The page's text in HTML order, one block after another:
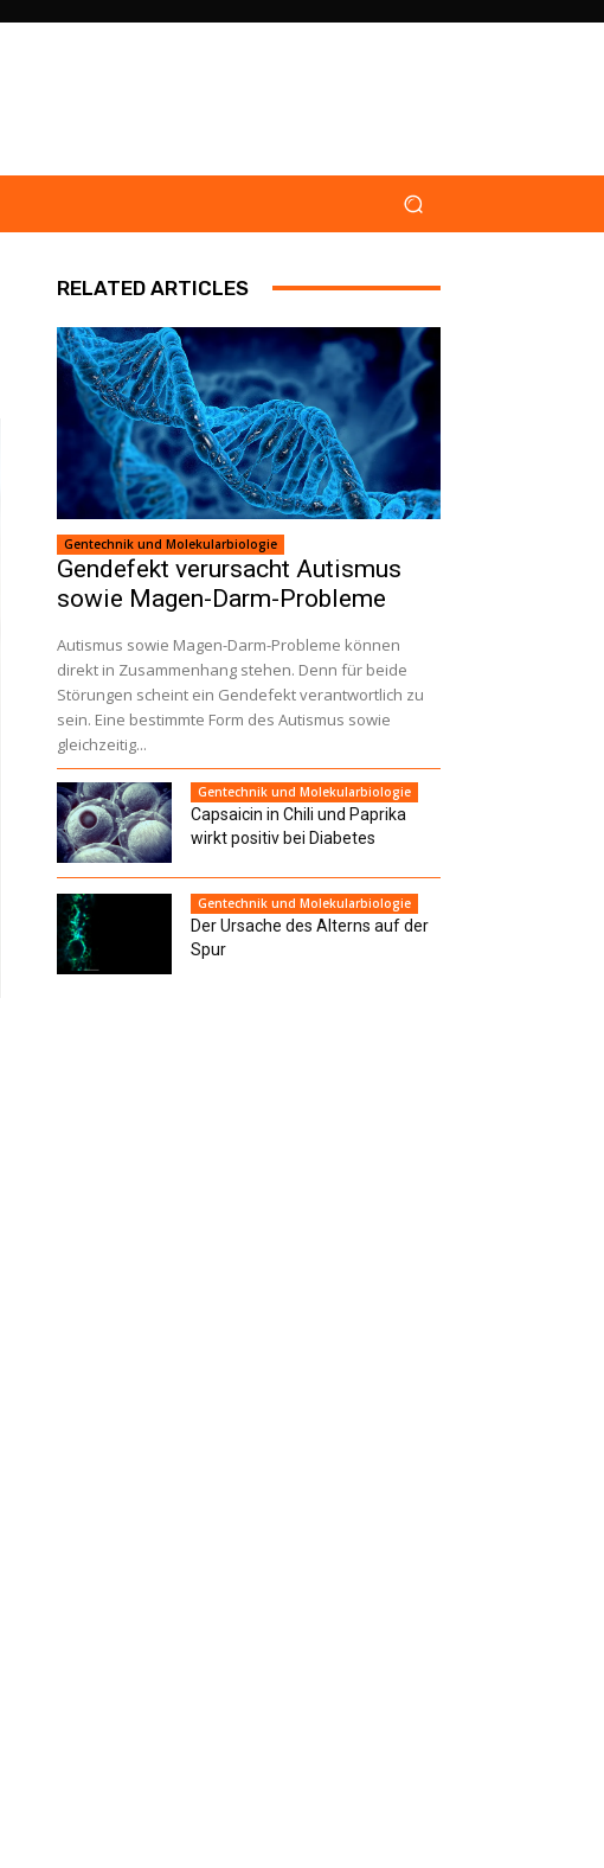
RELATED ARTICLES
Gentechnik und Molekularbiologie
Gendefekt verursacht Autismus
sowie Magen-Darm-Probleme
Autismus sowie Magen-Darm-Probleme können
direkt in Zusammenhang stehen. Denn für beide
Störungen scheint ein Gendefekt verantwortlich zu
sein. Eine bestimmte Form des Autismus sowie
gleichzeitig...
Gentechnik und Molekularbiologie
Capsaicin in Chili und Paprika
wirkt positiv bei Diabetes
Gentechnik und Molekularbiologie
Der Ursache des Alterns auf der
Spur